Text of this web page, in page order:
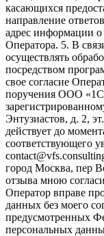
касающихся
направление
адрес информации о
Оператора. 5. В
осуществлять
посредством
свое согласие
поручения ООО
Энтузиастов, д. 2,
действует до
соответствующего
город Москва, пер
отзыва мною
Оператор вправе
данных без моего
предусмотренных
персональных